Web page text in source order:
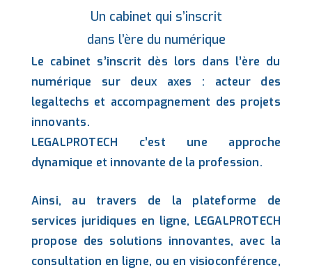
Un cabinet qui s’inscrit
dans l’ère du numérique
Le cabinet s’inscrit dès lors dans l’ère du
numérique sur deux axes : acteur des
legaltechs et accompagnement des projets
innovants.
LEGALPROTECH c’est une approche
dynamique et innovante de la profession.
Ainsi, au travers de la plateforme de
services juridiques en ligne, LEGALPROTECH
propose des solutions innovantes, avec la
consultation en ligne, ou en visioconférence,